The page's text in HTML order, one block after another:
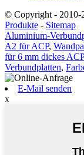
© Copyright - 2010-
Produkte - Sitemap
Aluminium-
A2 für ACP,
für 6 mm dickes
Verbundplatten,
E-Mail senden
x